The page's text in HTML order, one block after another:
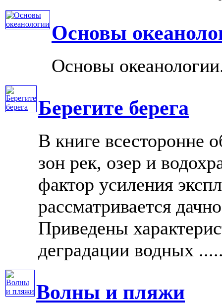
Основы
Основы
Берегите берега
В книге всесторонне
зон рек, озер и
фактор усиления
рассматривается
Приведены
деградации водных
Волны и пляжи